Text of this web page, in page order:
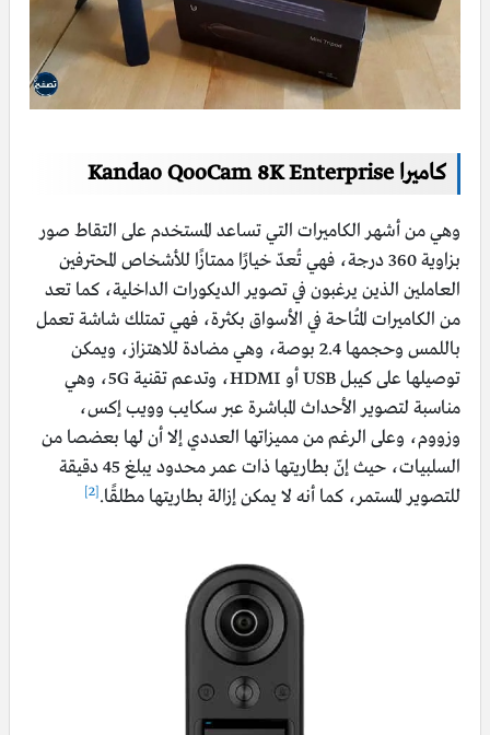
كاميرا Kandao QooCam 8K Enterprise
وهي من أشهر الكاميرات التي تساعد المستخدم على التقاط صور
بزاوية 360 درجة، فهي تُعدّ خيارًا ممتازًا للأشخاص المحترفين
العاملين الذين يرغبون في تصوير الديكورات الداخلية، كما تعد
من الكاميرات المُتاحة في الأسواق بكثرة، فهي تمتلك شاشة تعمل
باللمس وحجمها 2.4 بوصة، وهي مضادة للاهتزاز، ويمكن
توصيلها على كيبلUSB أو HDMI،
وتدعم تقنية 5G، وهي
مناسبة لتصوير الأحداث المباشرة عبر سكايب وويب إكس،
وزووم، وعلى الرغم من مميزاتها العددي إلا أن لها بعضصا من
السلبيات، حيث إنّ بطاريتها ذات عمر محدود يبلغ 45 دقيقة
للتصوير المستمر، كما أنه لا يمكن إزالة بطاريتها مطلقًا.[2]